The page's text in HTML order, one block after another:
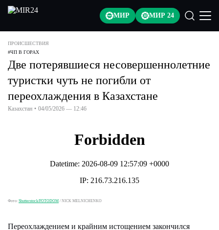
МИР МИР 24
ПРОИСШЕСТВИЯ
#ЧП В ГОРАХ
Две потерявшиеся несовершеннолетние
туристки чуть не погибли от
переохлаждения в Казахстане
Казахстан • 04/05/2026 — 12:46
Фото: Shutterstock/FOTODOM / NICK MELNICHENKO
Переохлаждением и крайним истощением закончился